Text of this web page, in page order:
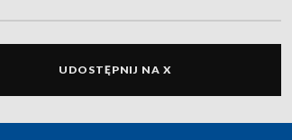
UDOSTĘPNIJ NA X